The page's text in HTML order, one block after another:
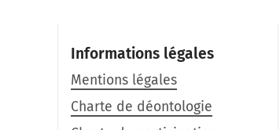
Informations légales
Mentions légales
Charte de déontologie